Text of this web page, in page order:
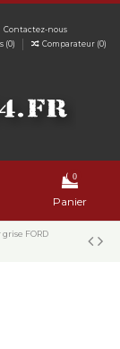
Contactez-nous
(0) Comparateur (0)
0
Panier
FORD